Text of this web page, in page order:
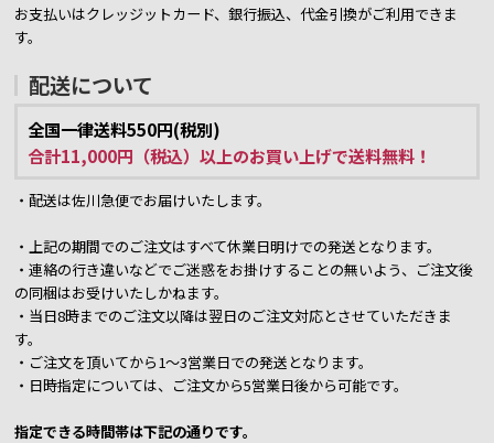
お支払いはクレッジットカード、銀行振込、代金引換がご利用できま
す。
配送について
全国一律送料550円(税別)
合計11,000円（税込）以上のお買い上げで送料無料！
・配送は佐川急便でお届けいたします。
・上記の期間でのご注文はすべて休業日明けでの発送となります。
・連絡の行き違いなどでご迷惑をお掛けすることの無いよう、ご注文後
の同梱はお受けいたしかねます。
・当日8時までのご注文以降は翌日のご注文対応とさせていただきま
す。
・ご注文を頂いてから1～3営業日での発送となります。
・日時指定については、ご注文から5営業日後から可能です。
指定できる時間帯は下記の通りです。